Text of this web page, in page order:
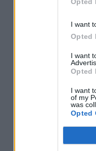
I want
Opted
I want
Opted
I want
of my
was
Opted